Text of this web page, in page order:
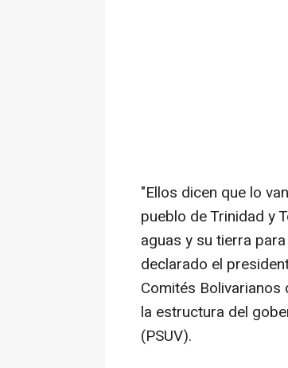
"Ellos dicen que lo
pueblo de Trinidad y
aguas y su tierra
declarado el
Comités Bolivarianos
la estructura del
(PSUV).